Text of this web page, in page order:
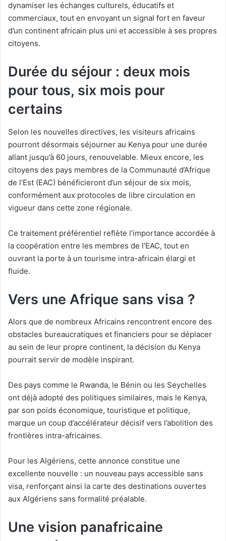
dynamiser les échanges culturels, éducatifs et
commerciaux, tout en envoyant un signal fort en faveur
d’un continent africain plus uni et accessible à ses propres
citoyens.
Durée du séjour : deux mois
pour tous, six mois pour
certains
Selon les nouvelles directives, les visiteurs africains
pourront désormais séjourner au Kenya pour une durée
allant jusqu’à 60 jours, renouvelable. Mieux encore, les
citoyens des pays membres de la Communauté d’Afrique
de l’Est (EAC) bénéficieront d’un séjour de six mois,
conformément aux protocoles de libre circulation en
vigueur dans cette zone régionale.
Ce traitement préférentiel reflète l’importance accordée à
la coopération entre les membres de l’EAC, tout en
ouvrant la porte à un tourisme intra-africain élargi et
fluide.
Vers une Afrique sans visa ?
Alors que de nombreux Africains rencontrent encore des
obstacles bureaucratiques et financiers pour se déplacer
au sein de leur propre continent, la décision du Kenya
pourrait servir de modèle inspirant.
Des pays comme le Rwanda, le Bénin ou les Seychelles
ont déjà adopté des politiques similaires, mais le Kenya,
par son poids économique, touristique et politique,
marque un coup d’accélérateur décisif vers l’abolition des
frontières intra-africaines.
Pour les Algériens, cette annonce constitue une
excellente nouvelle : un nouveau pays accessible sans
visa, renforçant ainsi la carte des destinations ouvertes
aux Algériens sans formalité préalable.
Une vision panafricaine